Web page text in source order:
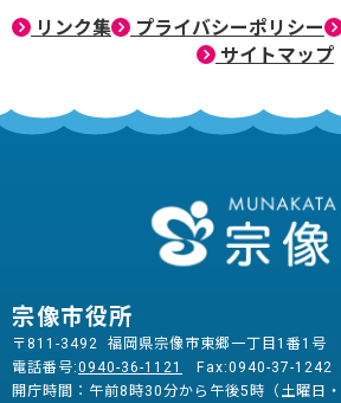
リンク集 プライバシーポリシー
サイトマップ
宗像市役所
〒811-3492 福岡県宗像市東郷一丁目1番1号
電話番号:0940-36-1121
Fax:0940-37-1242
開庁時間：午前8時30分から午後5時（土曜日